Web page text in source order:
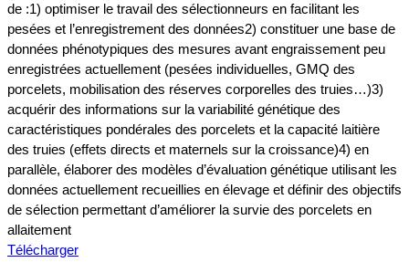
de :1) optimiser le travail des sélectionneurs en facilitant les
pesées et l’enregistrement des données2) constituer une base de
données phénotypiques des mesures avant engraissement peu
enregistrées actuellement (pesées individuelles, GMQ des
porcelets, mobilisation des réserves corporelles des truies…)3)
acquérir des informations sur la variabilité génétique des
caractéristiques pondérales des porcelets et la capacité laitière
des truies (effets directs et maternels sur la croissance)4) en
parallèle, élaborer des modèles d’évaluation génétique utilisant les
données actuellement recueillies en élevage et définir des objectifs
de sélection permettant d’améliorer la survie des porcelets en
allaitement
Télécharger